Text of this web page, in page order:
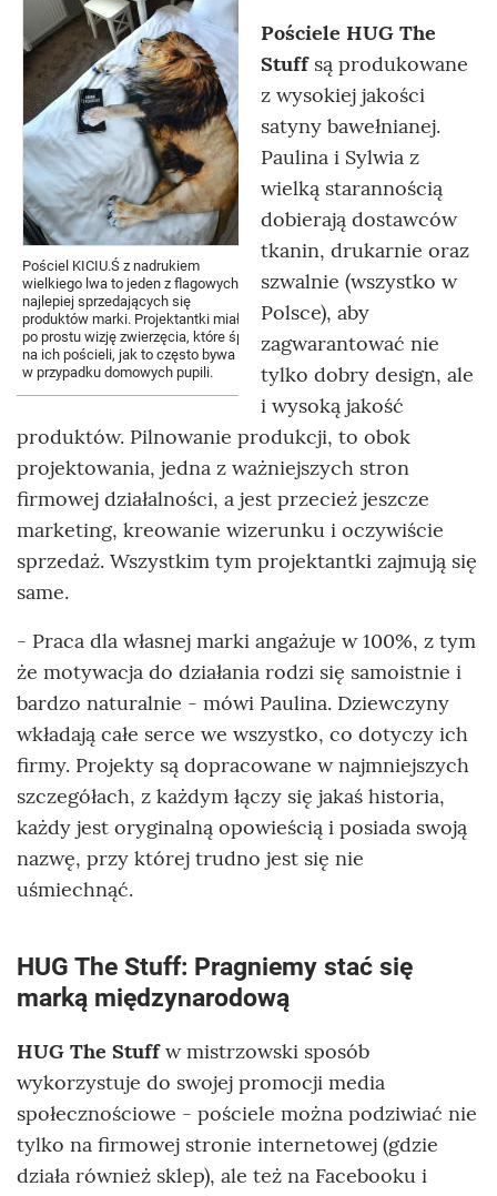
Pościel KICIU.Ś z nadrukiem
wielkiego lwa to jeden z flagowych,
najlepiej sprzedających się
produktów marki. Projektantki miały
po prostu wizję zwierzęcia, które śpi
na ich pościeli, jak to często bywa
w przypadku domowych pupili.
Pościele HUG The
Stuffsą produkowane
z wysokiej jakości
satyny bawełnianej.
Paulina i Sylwia z
wielką starannością
dobierają dostawców
tkanin, drukarnie oraz
szwalnie (wszystko w
Polsce), aby
zagwarantować nie
tylko dobry design, ale
i wysoką jakość
produktów. Pilnowanie produkcji, to obok
projektowania, jedna z ważniejszych stron
firmowej działalności, a jest przecież jeszcze
marketing, kreowanie wizerunku i oczywiście
sprzedaż. Wszystkim tym projektantki zajmują się
same.
- Praca dla własnej marki angażuje w 100%, z tym
że motywacja do działania rodzi się samoistnie i
bardzo naturalnie - mówi Paulina. Dziewczyny
wkładają całe serce we wszystko, co dotyczy ich
firmy. Projekty są dopracowane w najmniejszych
szczegółach, z każdym łączy się jakaś historia,
każdy jest oryginalną opowieścią i posiada swoją
nazwę, przy której trudno jest się nie
uśmiechnąć.
HUG The Stuff: Pragniemy stać się
marką międzynarodową
HUG The Stuffw mistrzowski sposób
wykorzystuje do swojej promocji media
społecznościowe - pościele można podziwiać nie
tylko na firmowej stronie internetowej (gdzie
działa również sklep), ale też na Facebooku i